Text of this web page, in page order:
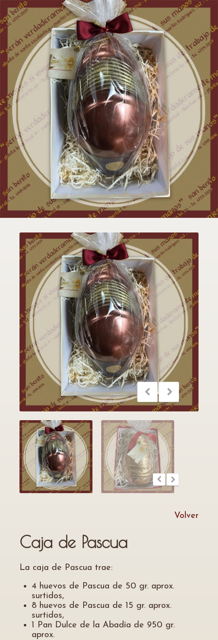
Volver
Caja de Pascua
La caja de Pascua trae:
4 huevos de Pascua de 50 gr. aprox.
surtidos,
8 huevos de Pascua de 15 gr. aprox.
surtidos,
1 Pan Dulce de la Abadía de 950 gr.
aprox.